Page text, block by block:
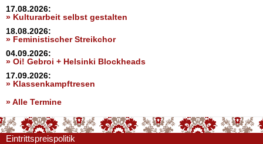
17.08.2026:
» Kulturarbeit selbst gestalten
18.08.2026:
» Feministischer Streikchor
04.09.2026:
» Oi! Gebroi + Helsinki Blockheads
17.09.2026:
» Klassenkampftresen
» Alle Termine
Eintrittspreispolitik